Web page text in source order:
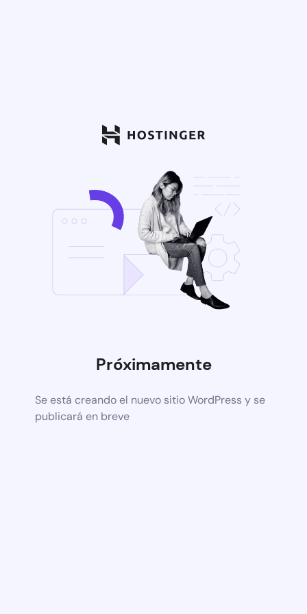
Próximamente
Se está creando el nuevo sitio WordPress y se
publicará en breve